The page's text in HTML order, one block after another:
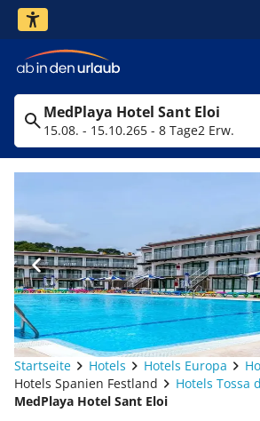
MedPlaya Hotel Sant Eloi
15.08. - 15.10.265 - 8 Tage2 Erw.
Startseite Hotels Hotels Europa
Hotels Spanien Festland
Hotels Tossa
MedPlaya Hotel Sant Eloi